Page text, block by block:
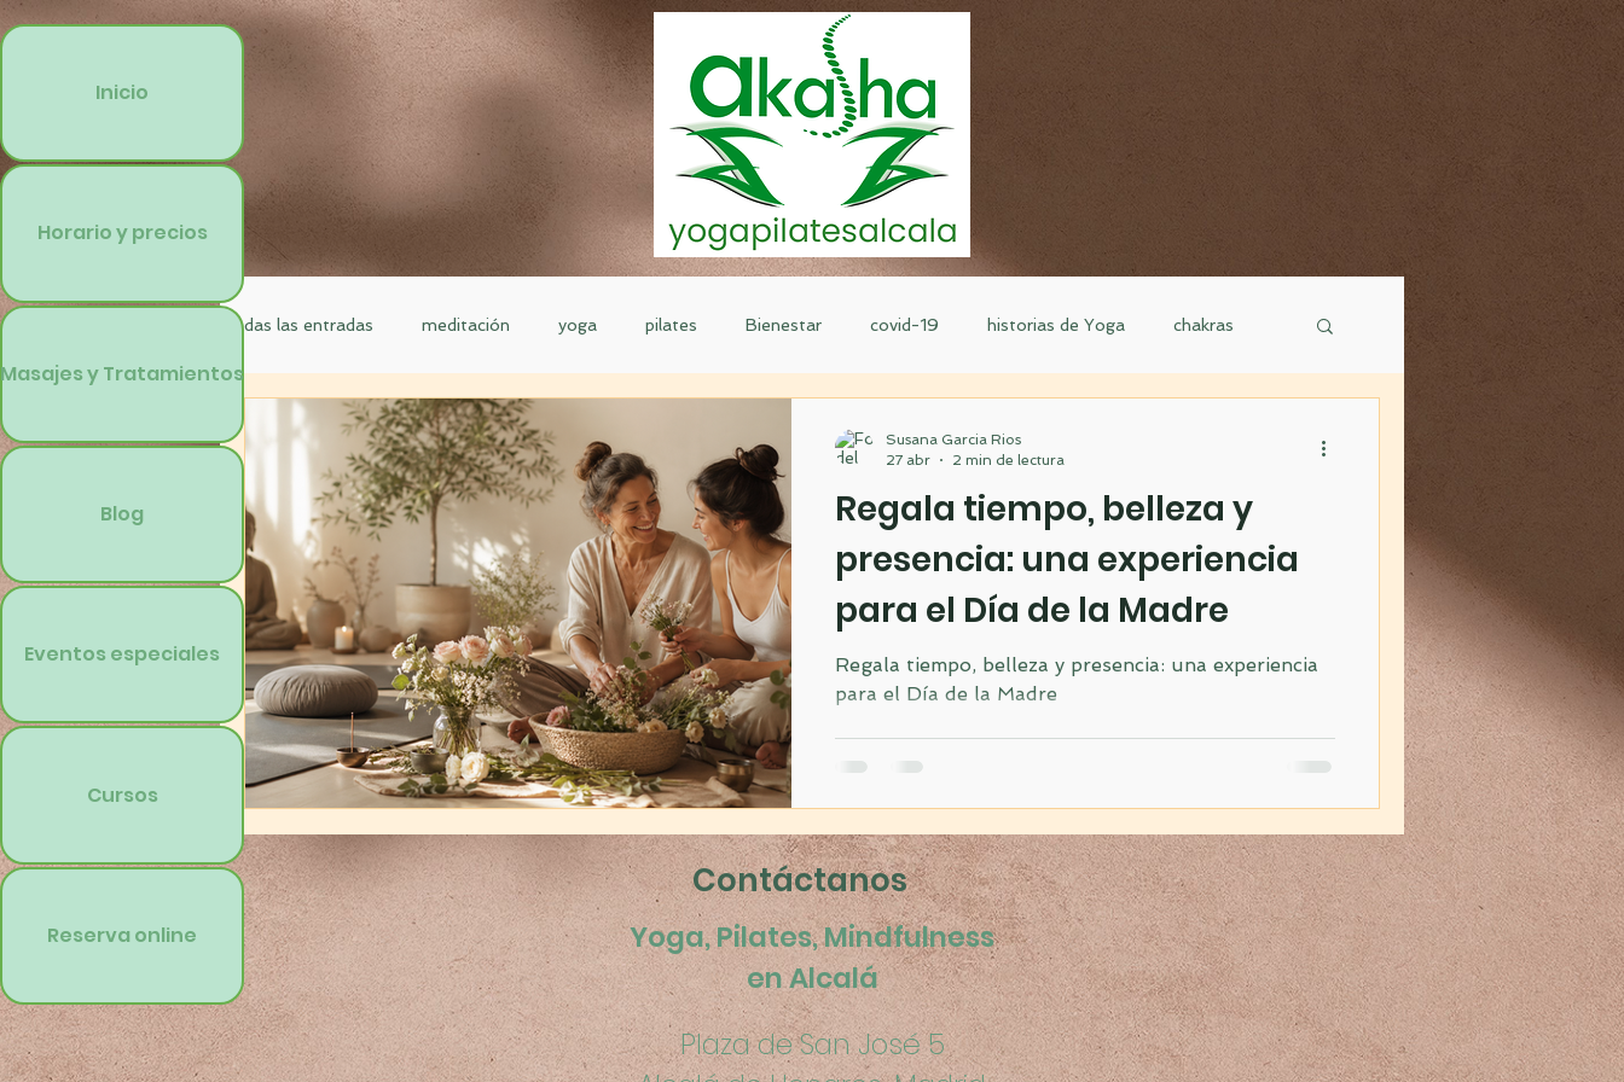
Inicio
Horario y precios
Masajes y Tratamientos
Blog
Eventos especiales
Cursos
Reserva online
Todas las entradas meditación yoga pilates Bienestar covid-19 historias de Yoga chakras
taller especial
Regala tiempo, belleza y
presencia: una experiencia
para el Día de la Madre
Regala tiempo, belleza y presencia: una experiencia
para el Día de la Madre
Susana Garcia Rios
27 abr
2 min de lectura
Contáctanos
Yoga, Pilates, Mindfulness
en Alcalá
Plaza de San José 5